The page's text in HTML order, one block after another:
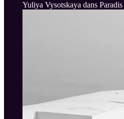
Yuliya Vysotskaya dans